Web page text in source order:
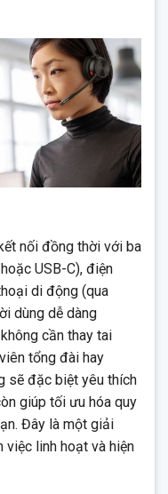
nối đồng thời với ba
USB-C), điện
di động (qua
dùng dễ dàng
cần thay tai
tổng đài hay
sẽ đặc biệt yêu thích
giúp tối ưu hóa quy
Đây là một giải
linh hoạt và hiện